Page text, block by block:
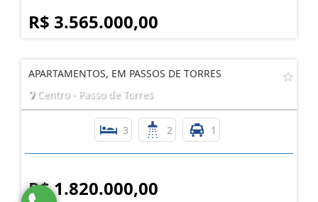
R$ 3.565.000,00
APARTAMENTOS, EM PASSOS DE TORRES
Centro - Passo de Torres
3 2 1
R$ 1.820.000,00